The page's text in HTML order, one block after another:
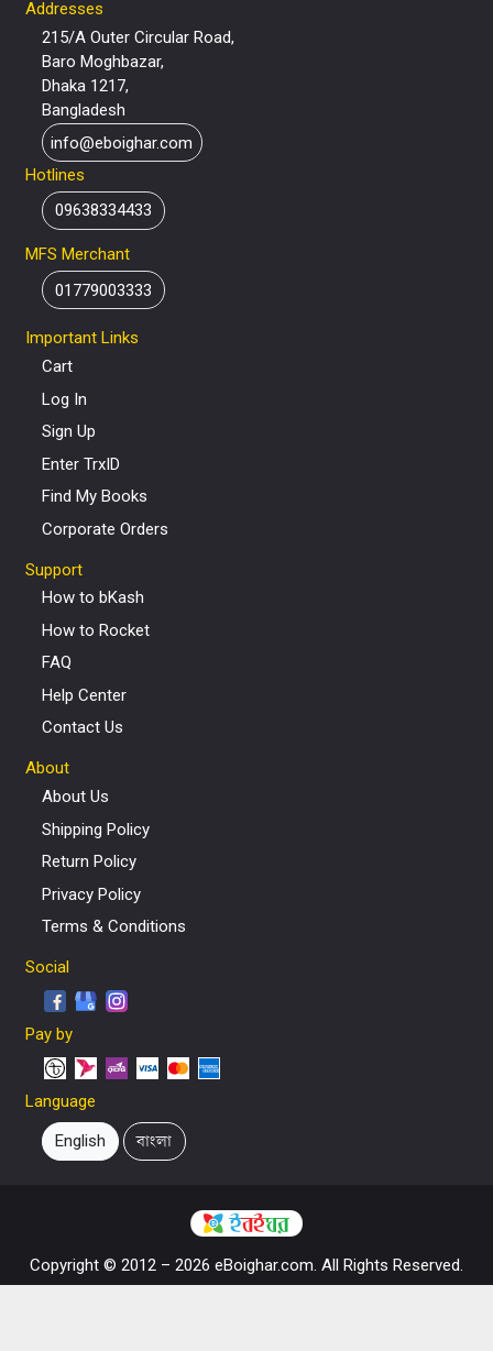
Addresses
215/A Outer Circular Road,
Baro Moghbazar,
Dhaka 1217,
Bangladesh
info@eboighar.com
Hotlines
09638334433
MFS Merchant
01779003333
Important Links
Cart
Log In
Sign Up
Enter TrxID
Find My Books
Corporate Orders
Support
How to bKash
How to Rocket
FAQ
Help Center
Contact Us
About
About Us
Shipping Policy
Return Policy
Privacy Policy
Terms & Conditions
Social
Pay by
Language
English বাংলা
Copyright © 2012 – 2026 eBoighar.com. All Rights Reserved.